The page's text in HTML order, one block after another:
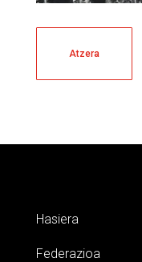
Atzera
Hasiera
Federazioa